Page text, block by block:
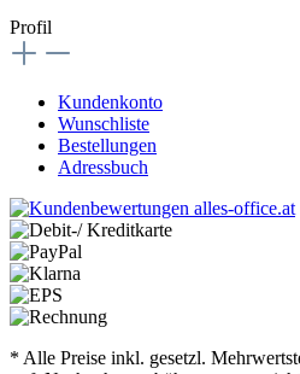
Profil
Kundenkonto
Wunschliste
Bestellungen
Adressbuch
* Alle Preise inkl. gesetzl.